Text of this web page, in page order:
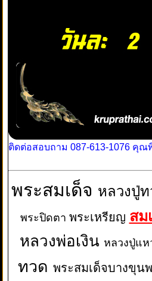
ติดต่อสอบถาม 087-613-1076 คุ
พระสมเด็จ หลวงปู่ท
พระปิดตา พระเหรียญ สม
หลวงพ่อเงิน หลวงปู่แห
ทวด พระสมเด็จบางขุน